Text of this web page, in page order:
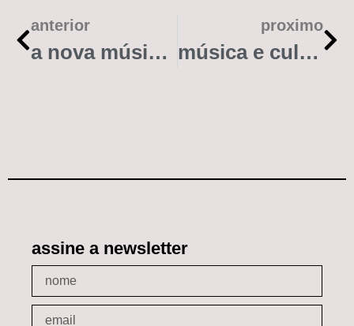
anterior
a nova música da bahia
proximo
música e cultura ballroom brasileira
assine a newsletter